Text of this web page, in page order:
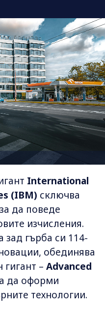
International
(IBM) сключва
да поведе
изчисления.
гърба си 114-
обединява
гигант – Advanced
да оформи
технологии.